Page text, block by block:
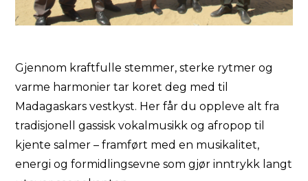
Gjennom kraftfulle stemmer, sterke rytmer og
varme harmonier tar koret deg med til
Madagaskars vestkyst. Her får du oppleve alt fra
tradisjonell gassisk vokalmusikk og afropop til
kjente salmer – framført med en musikalitet,
energi og formidlingsevne som gjør inntrykk langt